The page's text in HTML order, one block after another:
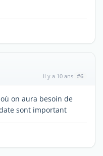
il y a 10 ans #6
on aura besoin de
sont important